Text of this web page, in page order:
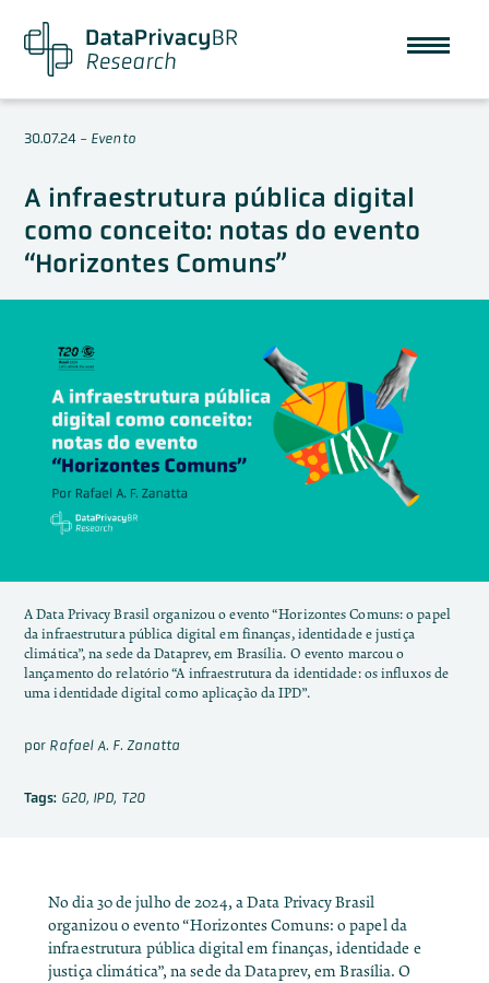
30.07.24- Evento
A infraestrutura pública digital
como conceito: notas do evento
“Horizontes Comuns”
A Data Privacy Brasil organizou o evento “Horizontes Comuns: o papel
da infraestrutura pública digital em finanças, identidade e justiça
climática”, na sede da Dataprev, em Brasília. O evento marcou o
lançamento do relatório “A infraestrutura da identidade: os influxos de
uma identidade digital como aplicação da IPD”.
por Rafael A. F. Zanatta
Tags: G20, IPD, T20
No dia 30 de julho de 2024, a Data Privacy Brasil
organizou o evento “Horizontes Comuns: o papel da
infraestrutura pública digital em finanças, identidade e
justiça climática”, na sede da Dataprev, em Brasília. O